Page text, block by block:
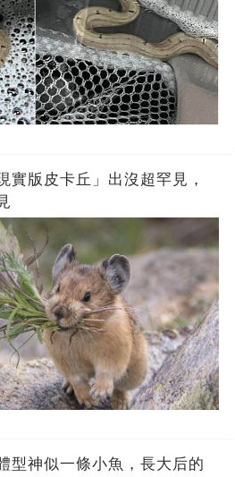
實版皮卡丘」出沒超罕見，
型神似一條小魚，長大后的